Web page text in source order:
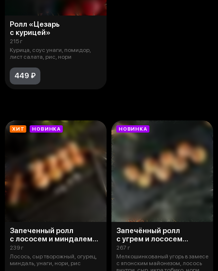
Ролл «Цезарь
с курицей»
215 г
Курица, соус унаги, помидор,
лист салата, рис, нори
449 ₽
ХИТ НОВИНКА
Запеченный ролл
с лососем и миндалем
New
239 г
Лосось, сыр творожный, огурец,
миндаль, унаги, нори, рис
НОВИНКА
Запечённый ролл
с угрем и лососем
внутри
267 г
Мелкошинкованый угорь в замесе
с японским майонезом, лосось